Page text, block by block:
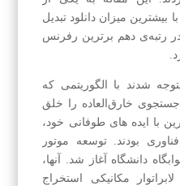
بیشترین میزان دانلود تبدیل
رتبه‌ی دهم برترین رفرنس‌
شدند با الگوریتمی که
جستجوی خارق‌العاده را خلق
با ایده های طوفانی خود،
بودند. توسعه موتور
دانشگاه آغاز شد. آنها،
مکانیکی استخراج